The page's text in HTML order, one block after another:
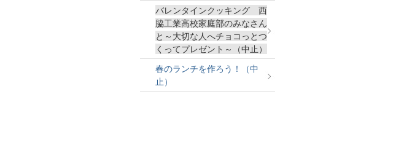
バレンタインクッキング 西
脇工業高校家庭部のみなさん
と～大切な人へチョコっとつ
くってプレゼント～（中止）
春のランチを作ろう！（中
止）